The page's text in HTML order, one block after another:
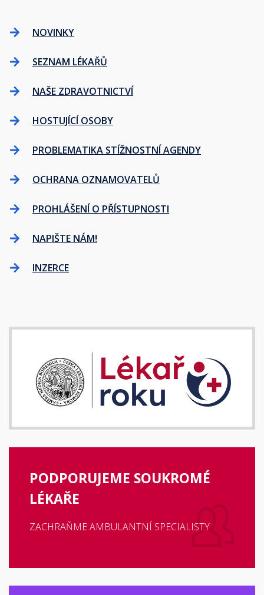
NOVINKY
SEZNAM LÉKAŘŮ
NAŠE ZDRAVOTNICTVÍ
HOSTUJÍCÍ OSOBY
PROBLEMATIKA STÍŽNOSTNÍ AGENDY
OCHRANA OZNAMOVATELŮ
PROHLÁŠENÍ O PŘÍSTUPNOSTI
NAPIŠTE NÁM!
INZERCE
PODPORUJEME SOUKROMÉ
LÉKAŘE
ZACHRAŇME AMBULANTNÍ SPECIALISTY